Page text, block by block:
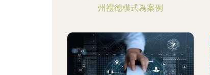
州禮德模式為案例